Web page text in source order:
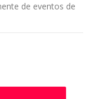
de eventos de